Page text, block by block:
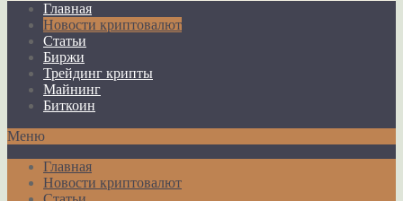
Главная
Новости криптовалют
Статьи
Биржи
Трейдинг крипты
Майнинг
Биткоин
Меню
Главная
Новости криптовалют